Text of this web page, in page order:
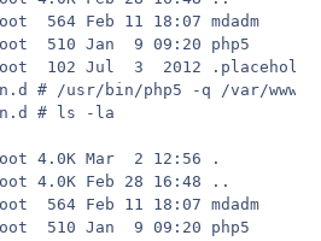
564 Feb 11 18:07 mdadm
510 Jan  9 09:20 php5
102 Jul  3  2012
# /usr/bin/php5 -q /var/
# ls -la
4.0K Mar  2 12:56 .
4.0K Feb 28 16:48 ..
564 Feb 11 18:07 mdadm
510 Jan  9 09:20 php5